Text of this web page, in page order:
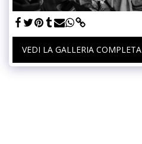
VEDI LA GALLERIA COMPLETA